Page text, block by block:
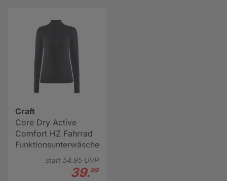
Craft
Core Dry Active
Comfort HZ Fahrrad
Funktionsunterwäsche
statt 54.95UVP
39.99